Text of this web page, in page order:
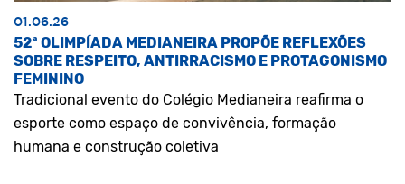
01.06.26
52ª OLIMPÍADA MEDIANEIRA PROPÕE REFLEXÕES
SOBRE RESPEITO, ANTIRRACISMO E PROTAGONISMO
FEMININO
Tradicional evento do Colégio Medianeira reafirma o
esporte como espaço de convivência, formação
humana e construção coletiva